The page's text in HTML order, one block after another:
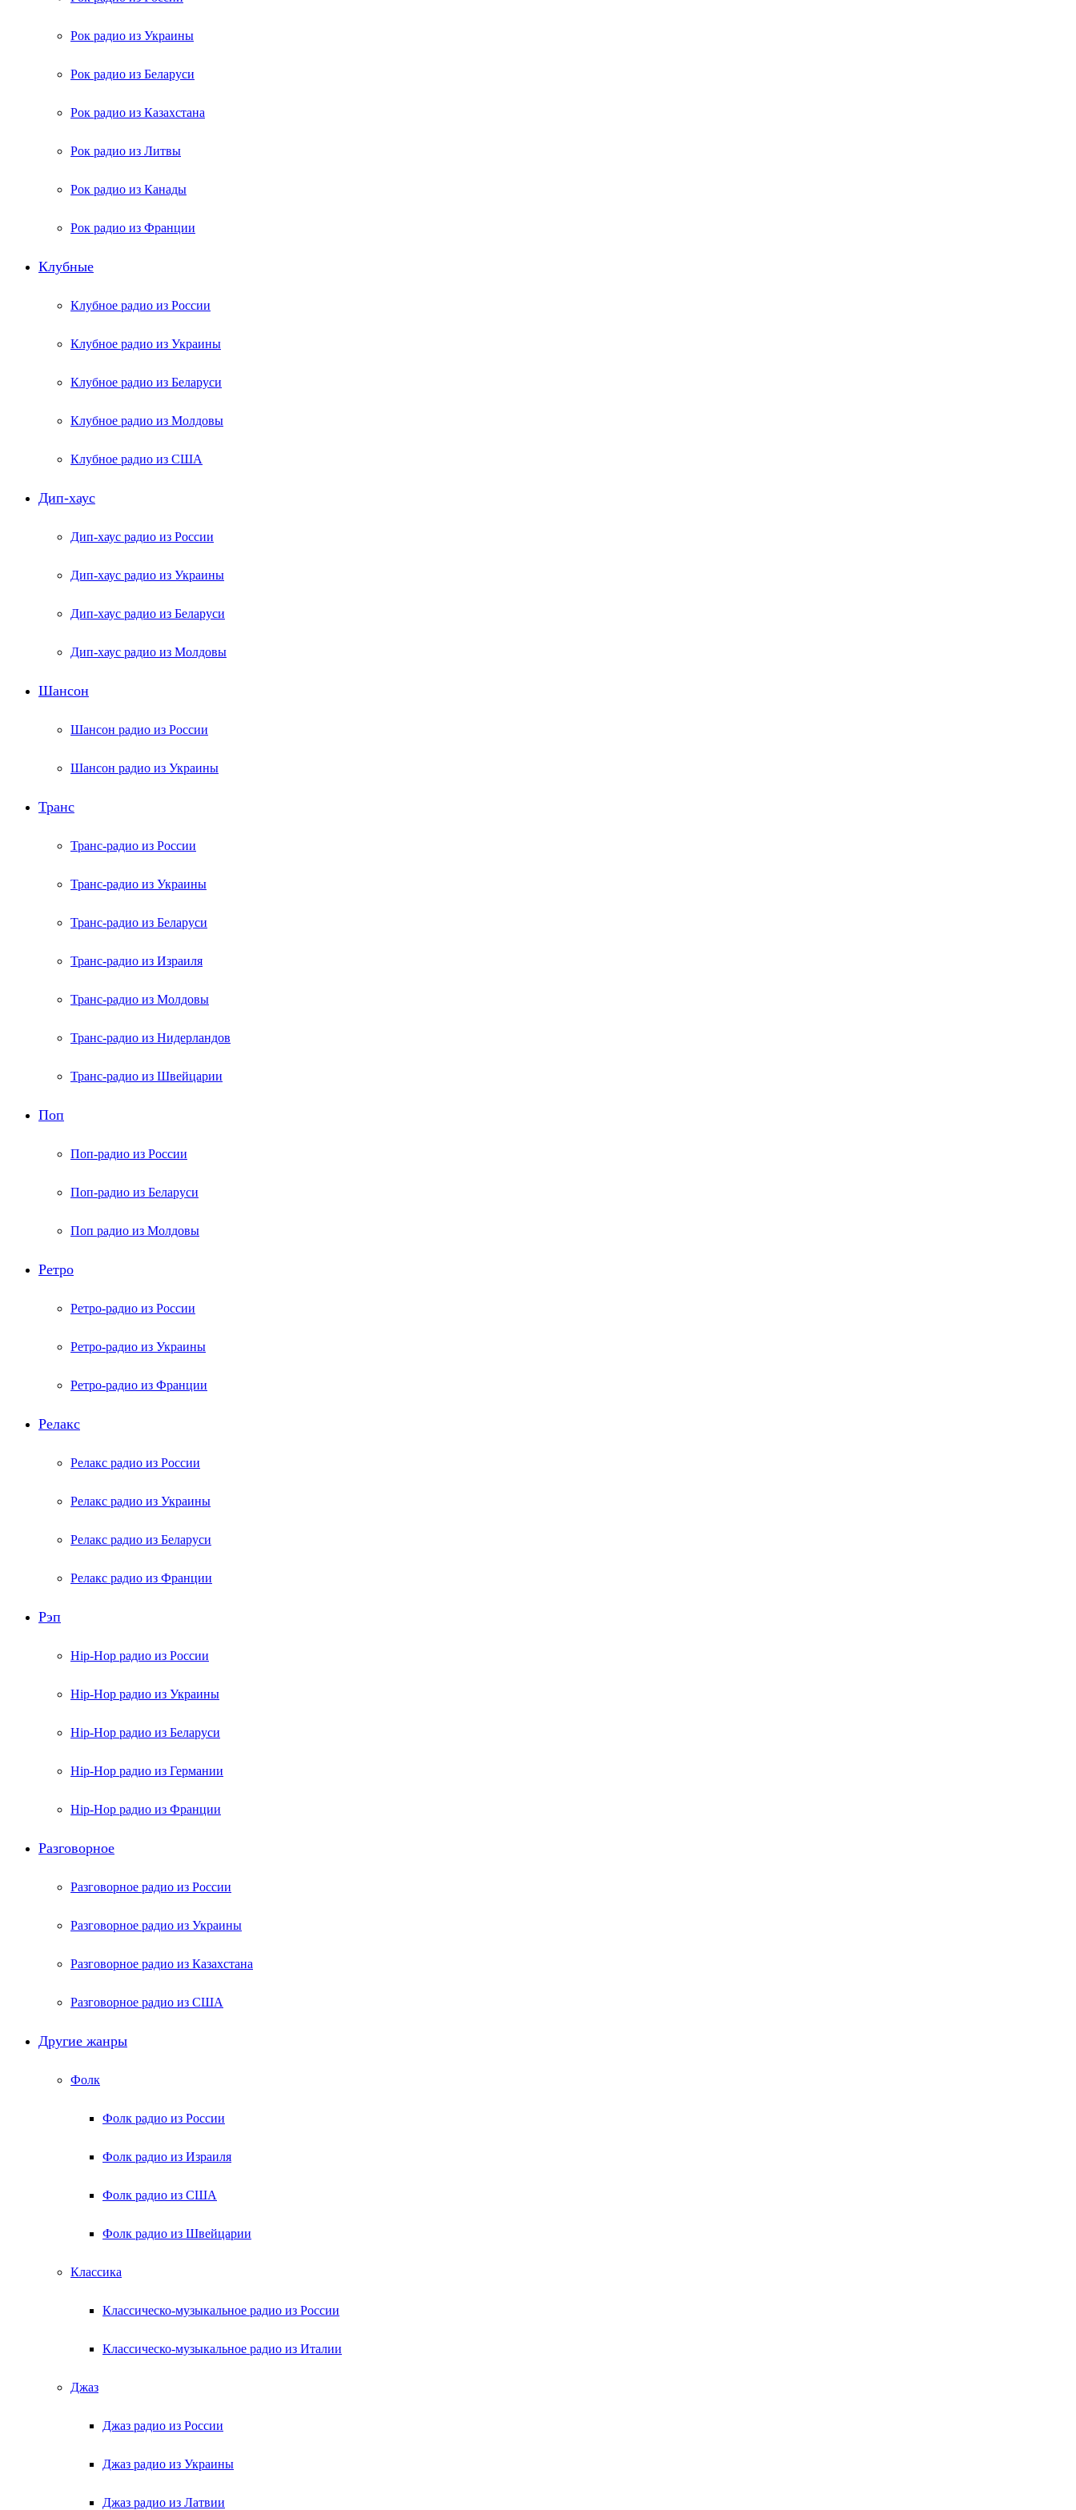
Рок радио из Украины
Рок радио из Беларуси
Рок радио из Казахстана
Рок радио из Литвы
Рок радио из Канады
Рок радио из Франции
Клубные
Клубное радио из России
Клубное радио из Украины
Клубное радио из Беларуси
Клубное радио из Молдовы
Клубное радио из США
Дип-хаус
Дип-хаус радио из России
Дип-хаус радио из Украины
Дип-хаус радио из Беларуси
Дип-хаус радио из Молдовы
Шансон
Шансон радио из России
Шансон радио из Украины
Транс
Транс-радио из России
Транс-радио из Украины
Транс-радио из Беларуси
Транс-радио из Израиля
Транс-радио из Молдовы
Транс-радио из Нидерландов
Транс-радио из Швейцарии
Поп
Поп-радио из России
Поп-радио из Беларуси
Поп радио из Молдовы
Ретро
Ретро-радио из России
Ретро-радио из Украины
Ретро-радио из Франции
Релакс
Релакс радио из России
Релакс радио из Украины
Релакс радио из Беларуси
Релакс радио из Франции
Рэп
Hip-Hop радио из России
Hip-Hop радио из Украины
Hip-Hop радио из Беларуси
Hip-Hop радио из Германии
Hip-Hop радио из Франции
Разговорное
Разговорное радио из России
Разговорное радио из Украины
Разговорное радио из Казахстана
Разговорное радио из США
Другие жанры
Фолк
Фолк радио из России
Фолк радио из Израиля
Фолк радио из США
Фолк радио из Швейцарии
Классика
Классическо-музыкальное радио из России
Классическо-музыкальное радио из Италии
Джаз
Джаз радио из России
Джаз радио из Украины
Джаз радио из Латвии